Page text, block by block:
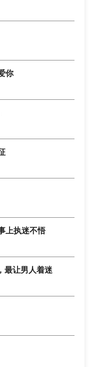
你
上执迷不悟
最让男人着迷